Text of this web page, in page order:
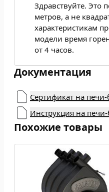
Здравствуйте. Это
метров, а не
характеристикам
модели время
от 4 часов.
Документация
Сертификат на
Инструкция на
Похожие товары